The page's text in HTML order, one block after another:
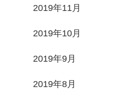
2019年11月
2019年10月
2019年9月
2019年8月